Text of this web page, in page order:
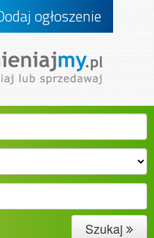
ogłoszenie
Szukaj